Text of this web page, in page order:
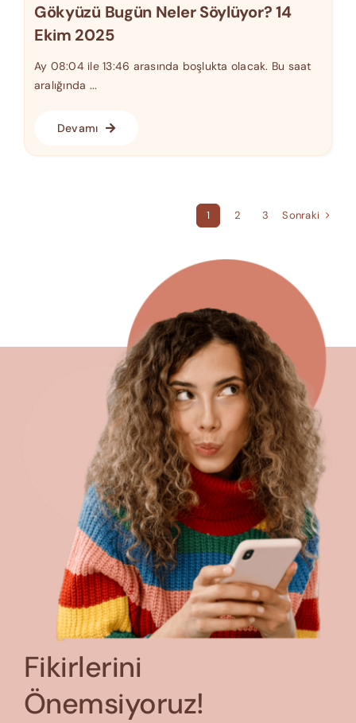
Gökyüzü Bugün Neler Söylüyor? 14
Ekim 2025
Ay 08:04 ile 13:46 arasında boşlukta olacak. Bu saat
aralığında ...
Devamı
1 2 3 Sonraki
Fikirlerini
Önemsiyoruz!